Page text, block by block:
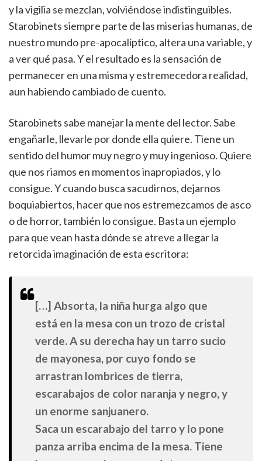
y la vigilia se mezclan, volviéndose indistinguibles.
Starobinets siempre parte de las miserias humanas, de
nuestro mundo pre-apocalíptico, altera una variable, y
a ver qué pasa. Y el resultado es la sensación de
permanecer en una misma y estremecedora realidad,
aun habiendo cambiado de cuento.
Starobinets sabe manejar la mente del lector. Sabe
engañarle, llevarle por donde ella quiere. Tiene un
sentido del humor muy negro y muy ingenioso. Quiere
que nos riamos en momentos inapropiados, y lo
consigue. Y cuando busca sacudirnos, dejarnos
boquiabiertos, hacer que nos estremezcamos de asco
o de horror, también lo consigue. Basta un ejemplo
para que vean hasta dónde se atreve a llegar la
retorcida imaginación de esta escritora:
[…] Absorta, la niña hurga algo que
está en la mesa con un trozo de cristal
verde. A su derecha hay un tarro sucio
de mayonesa, por cuyo fondo se
arrastran lombrices de tierra,
escarabajos de color naranja y negro, y
un enorme sanjuanero.
Saca un escarabajo del tarro y lo pone
panza arriba encima de la mesa. Tiene